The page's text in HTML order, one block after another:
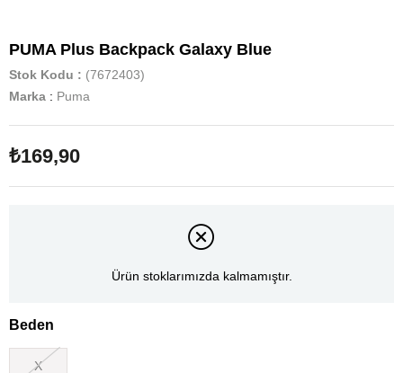
PUMA Plus Backpack Galaxy Blue
Stok Kodu
(7672403)
Marka : Puma
₺169,90
Ürün stoklarımızda kalmamıştır.
Beden
X